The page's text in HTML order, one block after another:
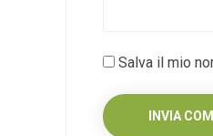
Salva il mio